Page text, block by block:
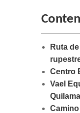
Ruta
Centro
Vael